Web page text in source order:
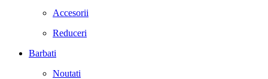
Accesorii
Reduceri
Barbati
Noutati